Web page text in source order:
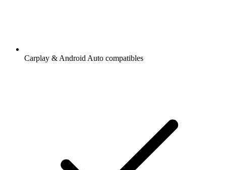
Carplay & Android Auto compatibles